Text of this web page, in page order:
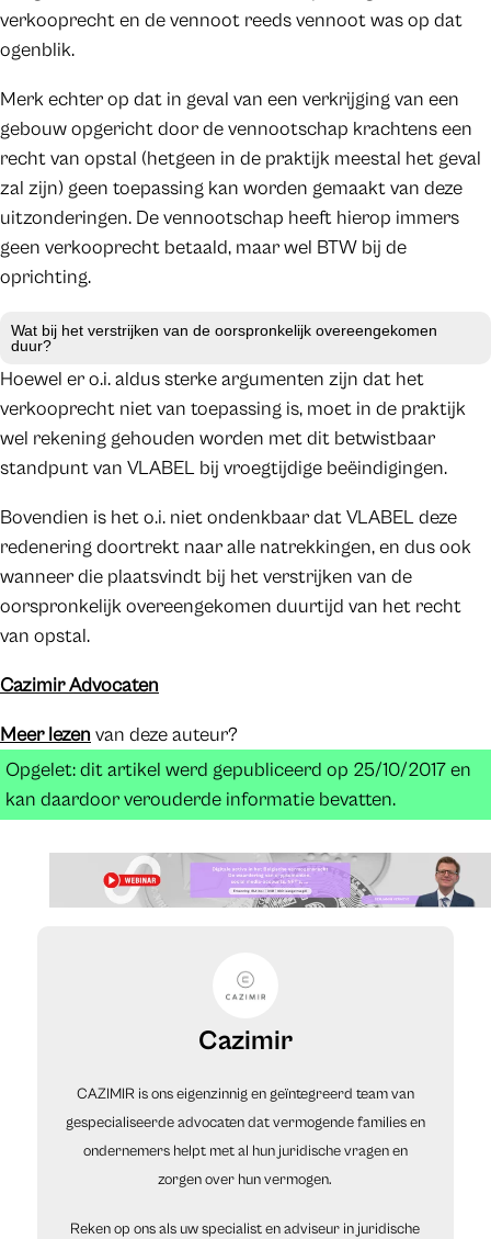
verkooprecht en de vennoot reeds vennoot was op dat
ogenblik.
Merk echter op dat in geval van een verkrijging van een
gebouw opgericht door de vennootschap krachtens een
recht van opstal (hetgeen in de praktijk meestal het geval
zal zijn) geen toepassing kan worden gemaakt van deze
uitzonderingen. De vennootschap heeft hierop immers
geen verkooprecht betaald, maar wel BTW bij de
oprichting.
Wat bij het verstrijken van de oorspronkelijk overeengekomen
duur?
Hoewel er o.i. aldus sterke argumenten zijn dat het
verkooprecht niet van toepassing is, moet in de praktijk
wel rekening gehouden worden met dit betwistbaar
standpunt van VLABEL bij vroegtijdige beëindigingen.
Bovendien is het o.i. niet ondenkbaar dat VLABEL deze
redenering doortrekt naar alle natrekkingen, en dus ook
wanneer die plaatsvindt bij het verstrijken van de
oorspronkelijk overeengekomen duurtijd van het recht
van opstal.
Cazimir Advocaten
Meer lezen van deze auteur?
Opgelet: dit artikel werd gepubliceerd op 25/10/2017 en
kan daardoor verouderde informatie bevatten.
Cazimir
CAZIMIR is ons eigenzinnig en geïntegreerd team van
gespecialiseerde advocaten dat vermogende families en
ondernemers helpt met al hun juridische vragen en
zorgen over hun vermogen.
Reken op ons als uw specialist en adviseur in juridische